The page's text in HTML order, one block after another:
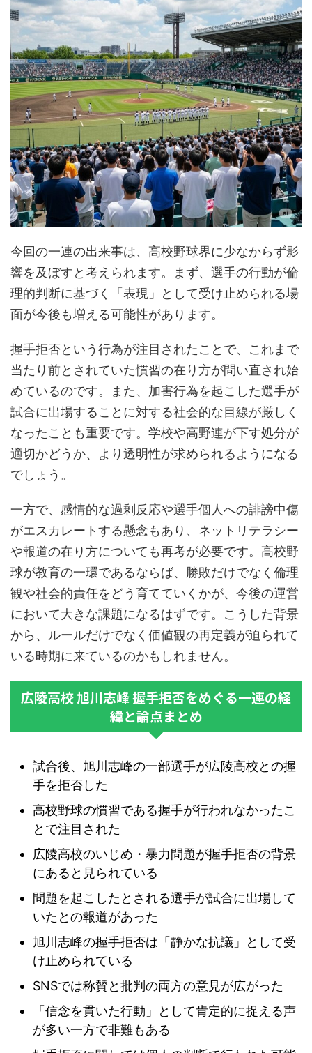
今回の一連の出来事は、高校野球界に少なからず影
響を及ぼすと考えられます。まず、選手の行動が倫
理的判断に基づく「表現」として受け止められる場
面が今後も増える可能性があります。
握手拒否という行為が注目されたことで、これまで
当たり前とされていた慣習の在り方が問い直され始
めているのです。また、加害行為を起こした選手が
試合に出場することに対する社会的な目線が厳しく
なったことも重要です。学校や高野連が下す処分が
適切かどうか、より透明性が求められるようになる
でしょう。
一方で、感情的な過剰反応や選手個人への誹謗中傷
がエスカレートする懸念もあり、ネットリテラシー
や報道の在り方についても再考が必要です。高校野
球が教育の一環であるならば、勝敗だけでなく倫理
観や社会的責任をどう育てていくかが、今後の運営
において大きな課題になるはずです。こうした背景
から、ルールだけでなく価値観の再定義が迫られて
いる時期に来ているのかもしれません。
広陵高校 旭川志峰 握手拒否をめぐる一連の経
緯と論点まとめ
試合後、旭川志峰の一部選手が広陵高校との握
手を拒否した
高校野球の慣習である握手が行われなかったこ
とで注目された
広陵高校のいじめ・暴力問題が握手拒否の背景
にあると見られている
問題を起こしたとされる選手が試合に出場して
いたとの報道があった
旭川志峰の握手拒否は「静かな抗議」として受
け止められている
SNSでは称賛と批判の両方の意見が広がった
「信念を貫いた行動」として肯定的に捉える声
が多い一方で非難もある